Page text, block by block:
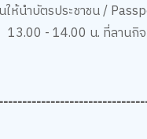
ห้นำบัตรประชาชน /
13.00 - 14.00 น. ที่ลานกิ
ม